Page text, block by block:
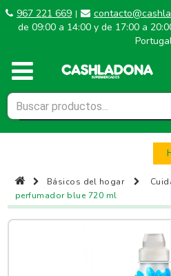
967 221 669 |
de 09:00 a 14:00 y de 17:00 a
Básicos del hogar
perfumador blue 720 ml